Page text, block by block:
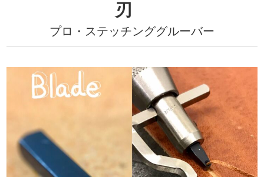
刃
プロ・ステッチンググルーバー